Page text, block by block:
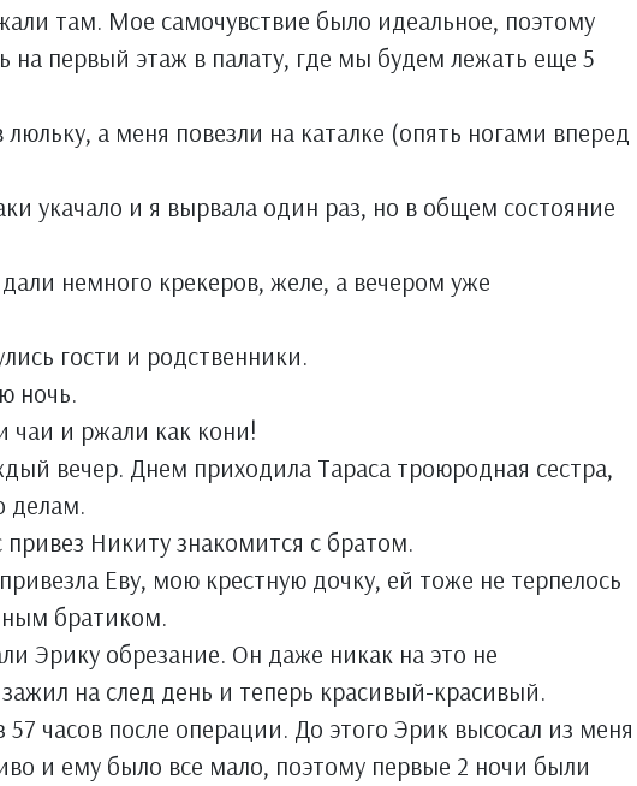
там. Мое самочувствие было идеальное, поэтому
на первый этаж в палату, где мы будем лежать еще 5
а меня повезли на каталке (опять ногами вперед
укачало и я вырвала один раз, но в общем состояние
немного крекеров, желе, а вечером уже
гости и родственники.
ночь.
чаи и ржали как кони!
вечер. Днем приходила Тараса троюродная сестра,
делам.
Никиту знакомится с братом.
Еву, мою крестную дочку, ей тоже не терпелось
братиком.
Эрику обрезание. Он даже никак на это не
на след день и теперь красивый-красивый.
часов после операции. До этого Эрик высосал из меня
и ему было все мало, поэтому первые 2 ночи были